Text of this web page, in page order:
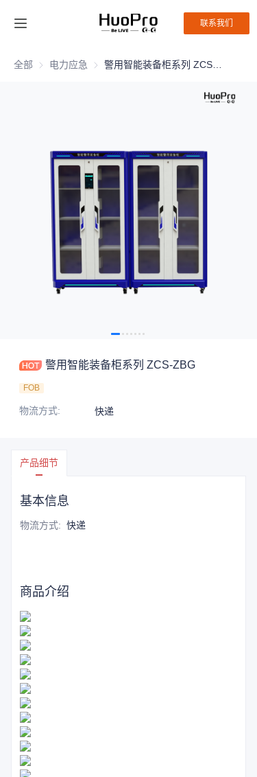
联系我们
全部 电力应急 电力应急
警用智能装备柜系列 ZCS-ZBG
FOB
物流方式: 快递
产品细节
基本信息
物流方式: 快递
商品介绍
服务与支持
关于我们
联系我们